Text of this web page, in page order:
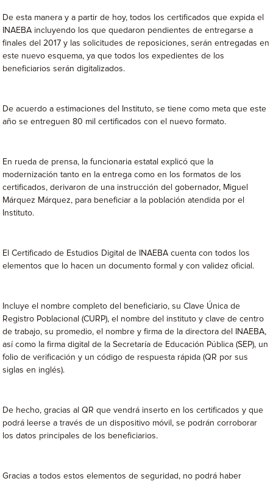
De esta manera y a partir de hoy, todos los certificados que expida el
INAEBA incluyendo los que quedaron pendientes de entregarse a
finales del 2017 y las solicitudes de reposiciones, serán entregadas en
este nuevo esquema, ya que todos los expedientes de los
beneficiarios serán digitalizados.
De acuerdo a estimaciones del Instituto, se tiene como meta que este
año se entreguen 80 mil certificados con el nuevo formato.
En rueda de prensa, la funcionaria estatal explicó que la
modernización tanto en la entrega como en los formatos de los
certificados, derivaron de una instrucción del gobernador, Miguel
Márquez Márquez, para beneficiar a la población atendida por el
Instituto.
El Certificado de Estudios Digital de INAEBA cuenta con todos los
elementos que lo hacen un documento formal y con validez oficial.
Incluye el nombre completo del beneficiario, su Clave Única de
Registro Poblacional (CURP), el nombre del instituto y clave de centro
de trabajo, su promedio, el nombre y firma de la directora del INAEBA,
así como la firma digital de la Secretaría de Educación Pública (SEP), un
folio de verificación y un código de respuesta rápida (QR por sus
siglas en inglés).
De hecho, gracias al QR que vendrá inserto en los certificados y que
podrá leerse a través de un dispositivo móvil, se podrán corroborar
los datos principales de los beneficiarios.
Gracias a todos estos elementos de seguridad, no podrá haber